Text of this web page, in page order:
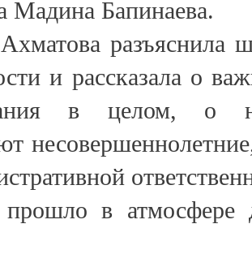
Мадина Бапинаева.
разъяснила
и рассказала о
в целом, о
прошло в атмосфере